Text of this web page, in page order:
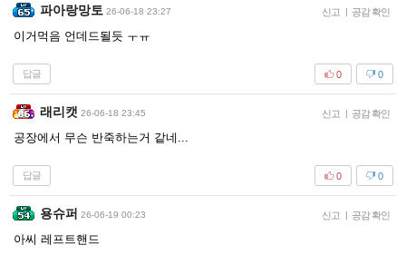
파아랑망토 26-06-18 23:27 신고 | 공감 확인
이거먹음 언데드될듯 ㅜㅠ
답글 0
0
래리캣 26-06-18 23:45 신고 | 공감 확인
공장에서 무슨 반죽하는거 같네...
답글 0
0
용슈퍼 26-06-19 00:23 신고 | 공감 확인
아씨 레프트핸드